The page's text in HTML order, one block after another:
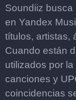
Soundiiz
en Yandex
títulos, artistas,
Cuando están
utilizados por
canciones y
coincidencias